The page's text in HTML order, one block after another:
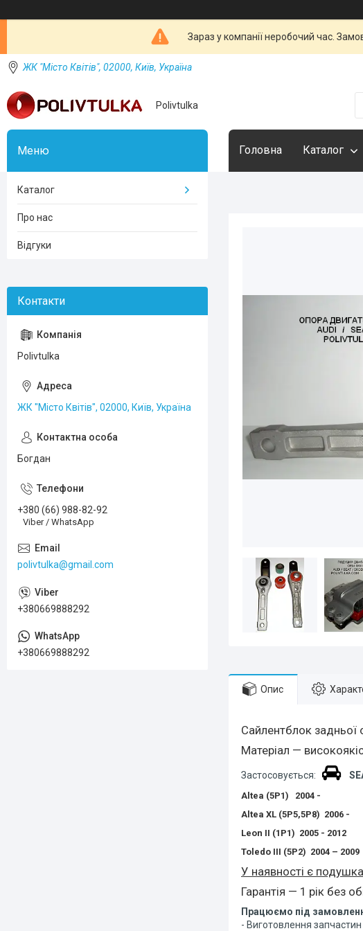
Зараз у компанії неробочий час.
ЖК "Місто Квітів", 02000, Київ, Україна
Polivtulka
Головна Каталог
Опис
Сайлентблок задньої
Матеріал —
Застосовується:
Altea (5P1) 2004 -
Altea XL (5P5,5P8) 2006 -
Leon II (1P1) 2005 - 2012
Toledo III (5P2) 2004 – 2009
У наявності є
Гарантія — 1 рік без
Працюємо під
- Виготовлення запчастин
Каталог
Про нас
Відгуки
Polivtulka
ЖК "Місто Квітів", 02000, Київ, Україна
Богдан
+380 (66) 988-82-92
Viber / WhatsApp
polivtulka@gmail.com
+380669888292
+380669888292